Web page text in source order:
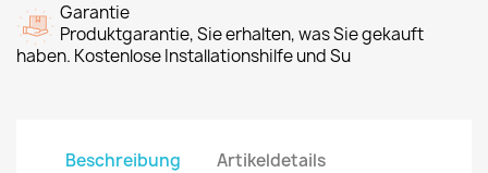
Garantie
Produktgarantie, Sie erhalten, was Sie gekauft
haben. Kostenlose Installationshilfe und Su
Beschreibung Artikeldetails